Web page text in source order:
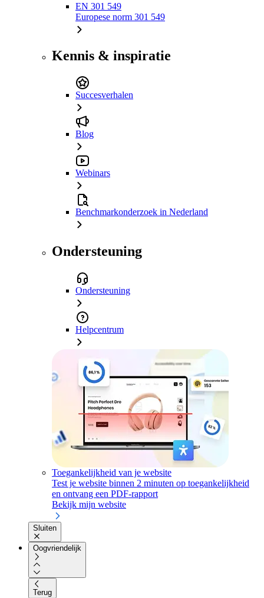
EN 301 549
Europese norm 301 549
Kennis & inspiratie
Succesverhalen
Blog
Webinars
Benchmarkonderzoek in Nederland
Ondersteuning
Ondersteuning
Helpcentrum
Toegankelijkheid van je website
Test je website binnen 2 minuten op toegankelijkheid
en ontvang een PDF-rapport
Bekijk mijn website
Sluiten
Oogvriendelijk
Terug